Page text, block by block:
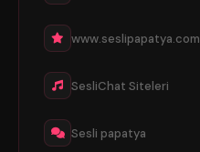
www.seslipapatya.com
SesliChat Siteleri
Sesli papatya